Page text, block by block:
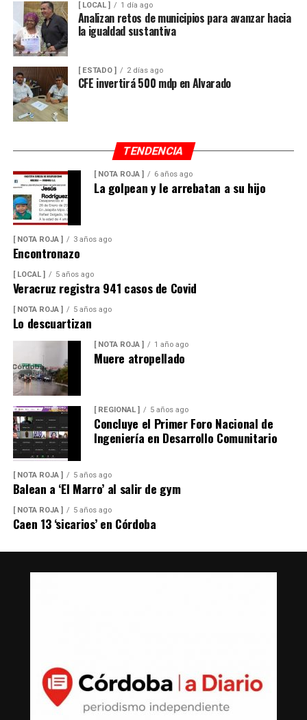
[ LOCAL ] 1 día ago
Analizan retos de municipios para avanzar hacia
la igualdad sustantiva
[ ESTADO ] 2 días ago
CFE invertirá 500 mdp en Alvarado
TENDENCIA
[ NOTA ROJA ] 6 años ago
La golpean y le arrebatan a su hijo
[ NOTA ROJA ] 3 años ago
Encontronazo
[ LOCAL ] 5 años ago
Veracruz registra 941 casos de Covid
[ NOTA ROJA ] 5 años ago
Lo descuartizan
[ NOTA ROJA ] 1 año ago
Muere atropellado
[ REGIONAL ] 5 años ago
Concluye el Primer Foro Nacional de
Ingeniería en Desarrollo Comunitario
[ NOTA ROJA ] 5 años ago
Balean a ‘El Marro’ al salir de gym
[ NOTA ROJA ] 5 años ago
Caen 13 ‘sicarios’ en Córdoba